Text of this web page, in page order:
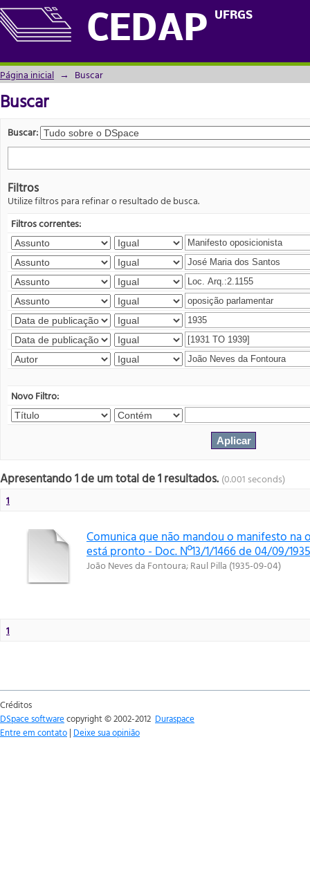
CEDAP UFRGS
Buscar
Página inicial → Buscar
Buscar
Buscar:
Filtros
Utilize filtros para refinar o resultado de busca.
Filtros correntes:
Novo Filtro:
Apresentando 1 de um total de 1 resultados. (0.001 seconds)
1
Comunica que não mandou o manifesto na
está pronto - Doc. Nº13/1/1466 de 04/09/1935
João Neves da Fontoura;Raul Pilla (1935-09-04)
1
Créditos
DSpace softwarecopyright © 2002-2012 Duraspace
Entre em contato | Deixe sua opinião